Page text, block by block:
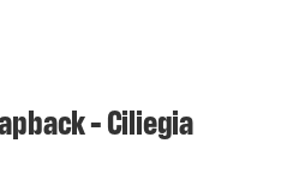
- Ciliegia